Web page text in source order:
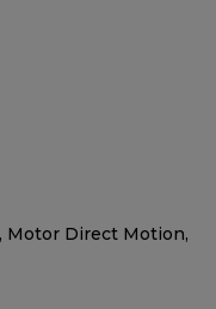
Motor Direct Motion,